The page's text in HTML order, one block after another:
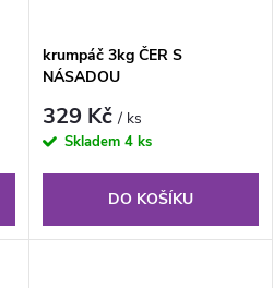
krumpáč 3kg ČER S
NÁSADOU
329 Kč/ ks
Skladem 4 ks
DO KOŠÍKU